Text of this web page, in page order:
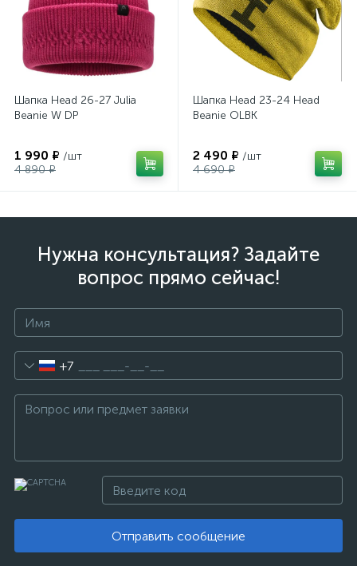
Шапка Head 26-27 Julia
Beanie W DP
1 990 ₽ /шт
4 890 ₽
Шапка Head 23-24 Head
Beanie OLBK
2 490 ₽ /шт
4 690 ₽
Нужна консультация? Задайте
вопрос прямо сейчас!
+7
Отправить сообщение